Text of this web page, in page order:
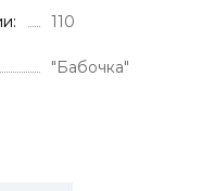
110
"Бабочка"